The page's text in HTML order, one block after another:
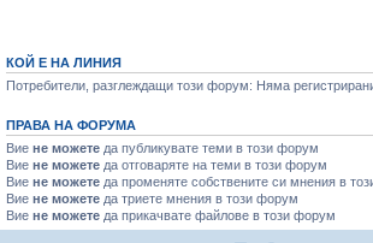
КОЙ Е НА ЛИНИЯ
Потребители, разглеждащи този форум: Няма
ПРАВА НА ФОРУМА
Вие не можете да публикувате теми в този форум
Вие не можете да отговаряте на теми в този форум
Вие не можете да променяте собствените си мнения в
Вие не можете да триете мнения в този форум
Вие не можете да прикачвате файлове в този форум